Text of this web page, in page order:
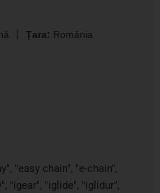
Țara: România
"easy chain", "e-chain",
"igear", "iglide", "iglidur",